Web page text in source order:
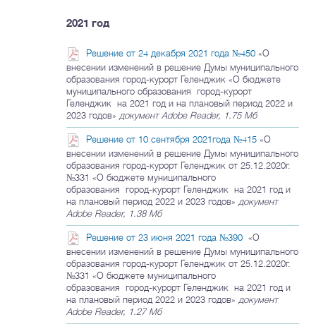
2021 год
Решение от 24 декабря 2021 года №450 «О
внесении изменений в решение Думы муниципального
образования город-курорт Геленджик «О бюджете
муниципального образования город-курорт
Геленджик на 2021 год и на плановый период 2022 и
2023 годов» документ Adobe Reader, 1.75 Мб
Решение от 10 сентября 2021года №415 «О
внесении изменений в решение Думы муниципального
образования город-курорт Геленджик от 25.12.2020г.
№331 «О бюджете муниципального
образования город-курорт Геленджик на 2021 год и
на плановый период 2022 и 2023 годов» документ
Adobe Reader, 1.38 Мб
Решение от 23 июня 2021 года №390 «О
внесении изменений в решение Думы муниципального
образования город-курорт Геленджик от 25.12.2020г.
№331 «О бюджете муниципального
образования город-курорт Геленджик на 2021 год и
на плановый период 2022 и 2023 годов» документ
Adobe Reader, 1.27 Мб